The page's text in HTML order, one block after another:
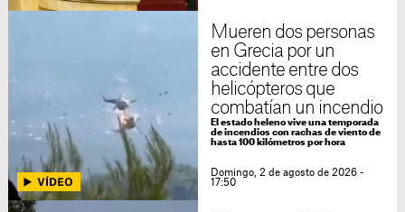
Mueren dos personas
en Grecia por un
accidente entre dos
helicópteros que
combatían un incendio
El estado heleno vive una temporada
de incendios con rachas de viento de
hasta 100 kilómetros por hora
Domingo, 2 de agosto de 2026 -
17:50